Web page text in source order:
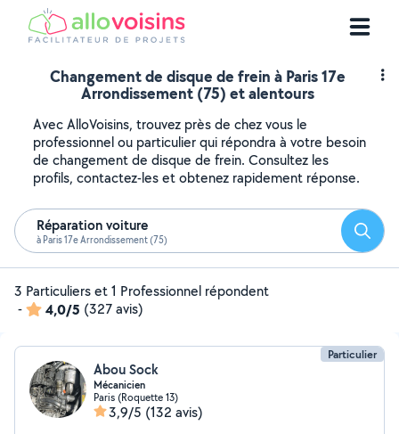
Changement de disque de frein à Paris 17e
Arrondissement (75) et alentours
Avec AlloVoisins, trouvez près de chez vous le
professionnel ou particulier qui répondra à votre besoin
de changement de disque de frein. Consultez les
profils, contactez-les et obtenez rapidement réponse.
Réparation voiture
à Paris 17e Arrondissement (75)
3 Particuliers et 1 Professionnel répondent
-
4,0/5 (327 avis)
Particulier
Abou Sock
Mécanicien
Paris (Roquette 13)
3,9/5 (132 avis)